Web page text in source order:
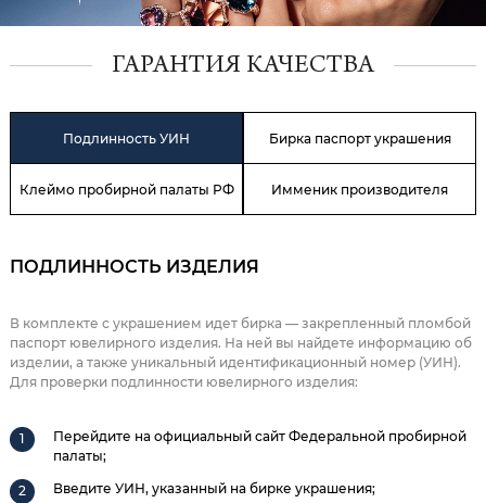
ГАРАНТИЯ КАЧЕСТВА
Подлинность УИН Бирка паспорт украшения
Клеймо пробирной палаты РФ Имменик производителя
ПОДЛИННОСТЬ ИЗДЕЛИЯ
В комплекте с украшением идет бирка — закрепленный пломбой
паспорт ювелирного изделия. На ней вы найдете информацию об
изделии, а также уникальный идентификационный номер (УИН).
Для проверки подлинности ювелирного изделия:
Перейдите на официальный сайт Федеральной пробирной
палаты;
Введите УИН, указанный на бирке украшения;